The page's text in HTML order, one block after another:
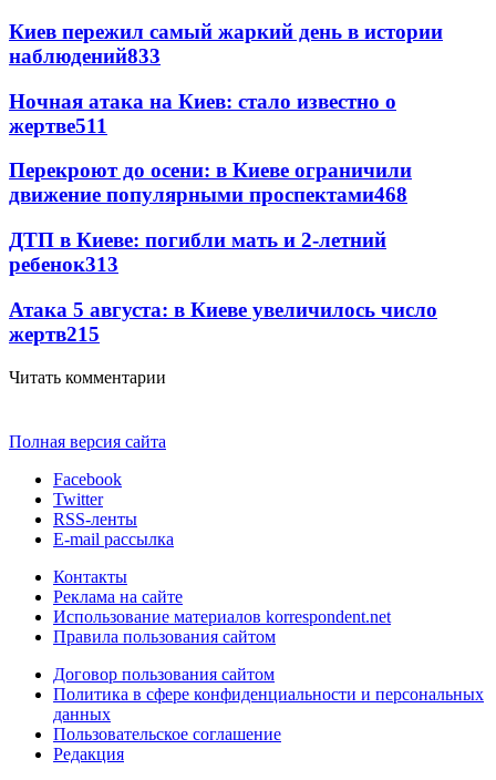
Киев пережил самый жаркий день в истории
наблюдений833
Ночная атака на Киев: стало известно о
жертве511
Перекроют до осени: в Киеве ограничили
движение популярными проспектами468
ДТП в Киеве: погибли мать и 2-летний
ребенок313
Атака 5 августа: в Киеве увеличилось число
жертв215
Читать комментарии
Полная версия сайта
Facebook
Twitter
RSS-ленты
E-mail рассылка
Контакты
Реклама на сайте
Использование материалов korrespondent.net
Правила пользования сайтом
Договор пользования сайтом
Политика в сфере конфиденциальности и персональных
данных
Пользовательское соглашение
Редакция